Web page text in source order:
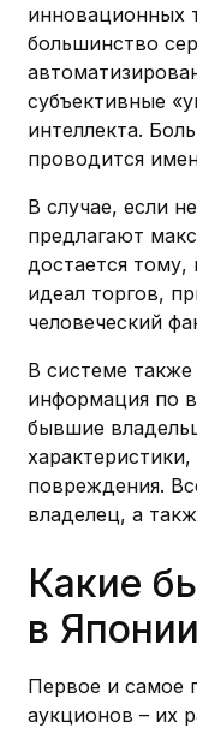
инновационных
большинство
субъективные
интеллекта.
проводится
В случае, если
предлагают
достается
идеал торгов,
человеческий
В системе
информация по
бывшие
повреждения.
владелец, а
Какие
в
Первое и самое
аукционов – их